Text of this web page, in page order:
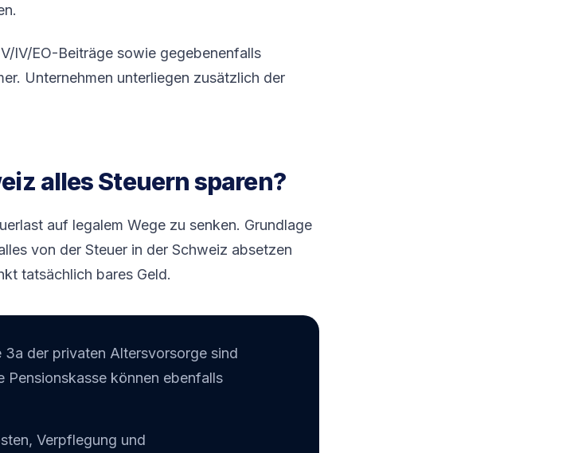
IV/EO-Beiträge sowie gegebenenfalls
Unternehmen unterliegen zusätzlich der
alles Steuern sparen?
auf legalem Wege zu senken. Grundlage
von der Steuer in der Schweiz absetzen
tatsächlich bares Geld.
3a der privaten Altersvorsorge sind
Pensionskasse können ebenfalls
Verpflegung und